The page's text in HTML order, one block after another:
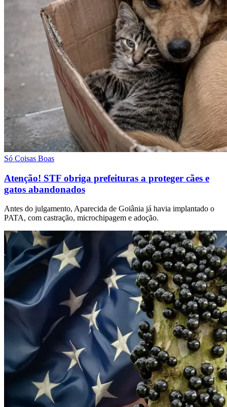
Só Coisas Boas
Atenção! STF obriga prefeituras a proteger cães e
gatos abandonados
Antes do julgamento, Aparecida de Goiânia já havia implantado o
PATA, com castração, microchipagem e adoção.